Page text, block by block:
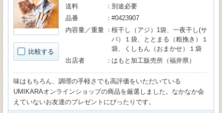
比較する
送料
別途必要
品番
#0423907
内容量／重量
桜干し（アジ）1袋、一夜干し(サ
バ）１袋、ととまる（粗挽き）１
袋、くしもん（おまかせ）１袋
出店者
はもと加工販売所（福井県）
味はもちろん、調理の手軽さでも高評価をいただいている
UMIKARAオンラインショップの商品を厳選しました。なかなか会
えていないお友達のプレゼントにぴったりです。